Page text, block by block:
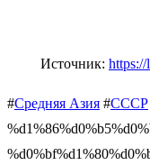
Источник:
#Средняя Азия #СССР